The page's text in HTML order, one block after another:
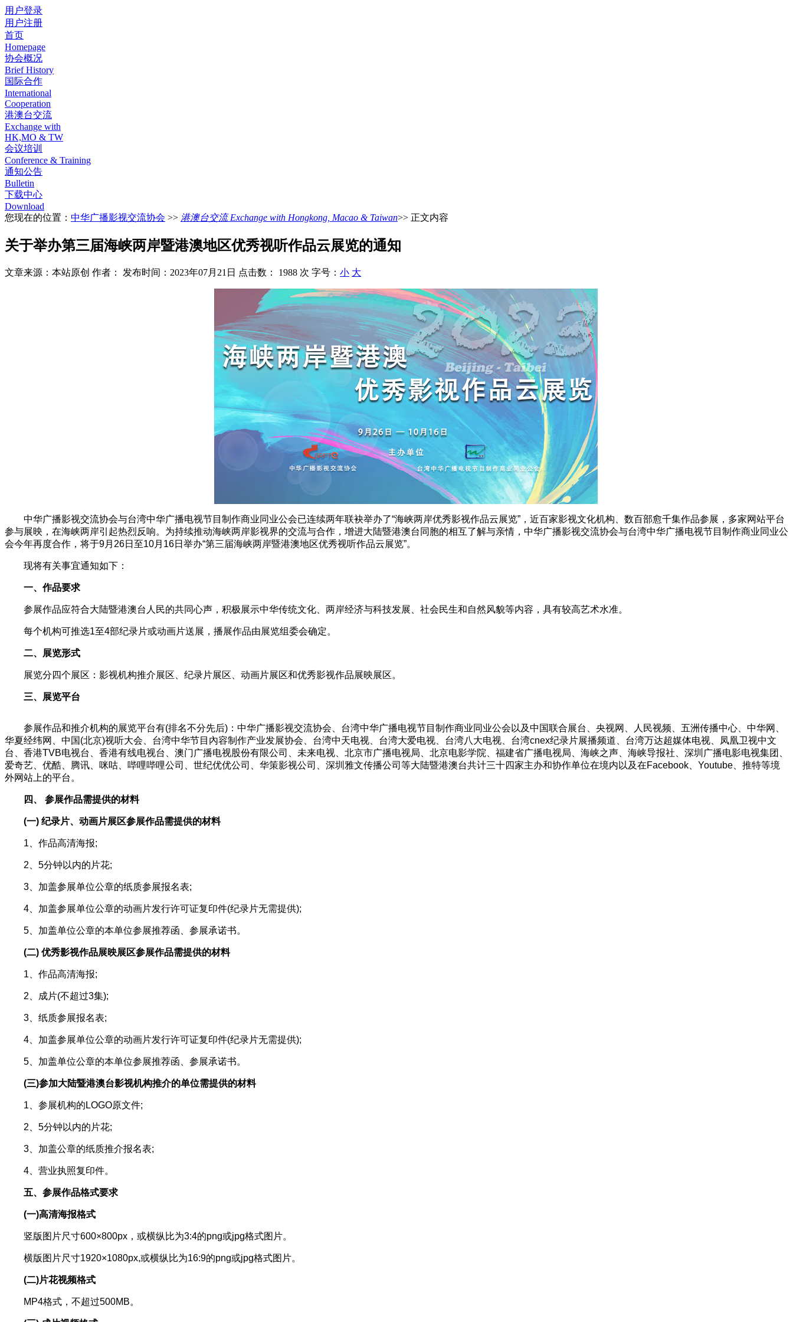
用户登录
用户注册
首页
Homepage
协会概况
Brief History
国际合作
International
Cooperation
港澳台交流
Exchange with
HK,MO & TW
会议培训
Conference & Training
通知公告
Bulletin
下载中心
Download
您现在的位置： 中华广播影视交流协会 >> 港澳台交流 Exchange with Hongkong, Macao & Taiwan>> 正文内容
关于举办第三届海峡两岸暨港澳地区优秀视听作品云展览的通知
文章来源：本站原创 作者： 发布时间：2023年07月21日 点击数： 1988 次 字号： 小 大
中华广播影视交流协会与台湾中华广播电视节目制作商业同业公会已连续两年联袂举办了“海峡两岸优秀影视作品云展览”，近百家影视文化机构、数百部愈千集作品参展，多家网站平台
参与展映，在海峡两岸引起热烈反响。为持续推动海峡两岸影视界的交流与合作，增进大陆暨港澳台同胞的相互了解与亲情，中华广播影视交流协会与台湾中华广播电视节目制作商业同业公
会今年再度合作，将于9月26日至10月16日举办“第三届海峡两岸暨港澳地区优秀视听作品云展览”。
现将有关事宜通知如下：
一、作品要求
参展作品应符合大陆暨港澳台人民的共同心声，积极展示中华传统文化、两岸经济与科技发展、社会民生和自然风貌等内容，具有较高艺术水准。
每个机构可推选1至4部纪录片或动画片送展，播展作品由展览组委会确定。
二、展览形式
展览分四个展区：影视机构推介展区、纪录片展区、动画片展区和优秀影视作品展映展区。
三、展览平台
参展作品和推介机构的展览平台有(排名不分先后)：中华广播影视交流协会、台湾中华广播电视节目制作商业同业公会以及中国联合展台、央视网、人民视频、五洲传播中心、中华网、
华夏经纬网、中国(北京)视听大会、台湾中华节目內容制作产业发展协会、台湾中天电视、台湾大爱电视、台湾八大电视、台湾cnex纪录片展播频道、台湾万达超媒体电视、凤凰卫视中文
台、香港TVB电视台、香港有线电视台、澳门广播电视股份有限公司、未来电视、北京市广播电视局、北京电影学院、福建省广播电视局、海峡之声、海峡导报社、深圳广播电影电视集团、
爱奇艺、优酷、腾讯、咪咕、哔哩哔哩公司、世纪优优公司、华策影视公司、深圳雅文传播公司等大陆暨港澳台共计三十四家主办和协作单位在境内以及在Facebook、Youtube、推特等境
外网站上的平台。
四、 参展作品需提供的材料
(一) 纪录片、动画片展区参展作品需提供的材料
1、作品高清海报;
2、5分钟以内的片花;
3、加盖参展单位公章的纸质参展报名表;
4、加盖参展单位公章的动画片发行许可证复印件(纪录片无需提供);
5、加盖单位公章的本单位参展推荐函、参展承诺书。
(二) 优秀影视作品展映展区参展作品需提供的材料
1、作品高清海报;
2、成片(不超过3集);
3、纸质参展报名表;
4、加盖参展单位公章的动画片发行许可证复印件(纪录片无需提供);
5、加盖单位公章的本单位参展推荐函、参展承诺书。
(三)参加大陆暨港澳台影视机构推介的单位需提供的材料
1、参展机构的LOGO原文件;
2、5分钟以内的片花;
3、加盖公章的纸质推介报名表;
4、营业执照复印件。
五、参展作品格式要求
(一)高清海报格式
竖版图片尺寸600×800px，或横纵比为3:4的png或jpg格式图片。
横版图片尺寸1920×1080px,或横纵比为16:9的png或jpg格式图片。
(二)片花视频格式
MP4格式，不超过500MB。